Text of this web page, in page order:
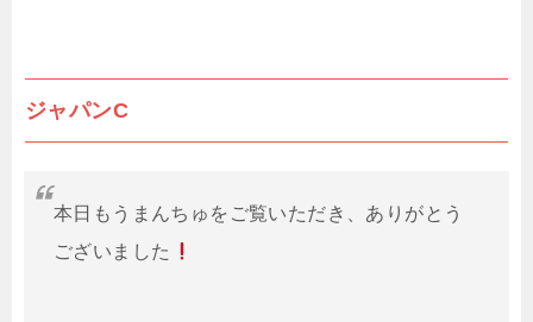
ジャパンC
本日もうまんちゅをご覧いただき、ありがとう
ございました